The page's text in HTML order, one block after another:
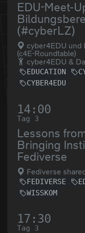
EDU-Meet-
(#cyberLZ)
cyber4EDU und
(c4E-Roundtable)
cyber4EDU &
EDUCATION
CYBER4EDU
14:00
Tag 3
Lessons
Bringing
Fediverse
Fediverse
FEDIVERSE
WISSKOM
17:30
Tag 3